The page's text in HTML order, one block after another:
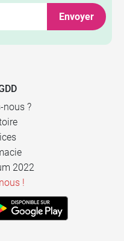
2 x 200 ml
400 ml
Envoyer
nous ?
2022
!